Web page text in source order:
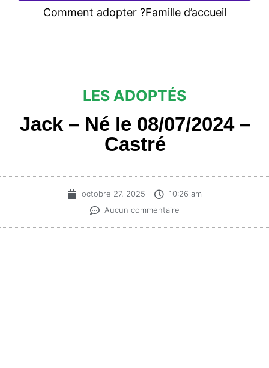
Comment adopter ?Famille d’accueil
LES ADOPTÉS
Jack – Né le 08/07/2024 –
Castré
octobre 27, 2025
10:26 am
Aucun commentaire